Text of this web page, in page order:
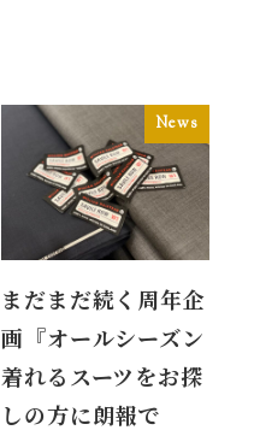
News
まだまだ続く周年企
画『オールシーズン
着れるスーツをお探
しの方に朗報で